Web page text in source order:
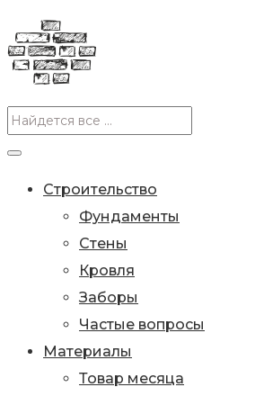
Строительство
Фундаменты
Стены
Кровля
Заборы
Частые вопросы
Материалы
Товар месяца